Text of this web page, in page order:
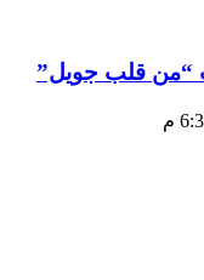
“من قلب جويل”